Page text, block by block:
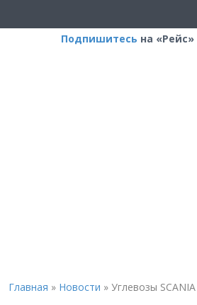
Подпишитесь на
Главная » Новости » Углевозы